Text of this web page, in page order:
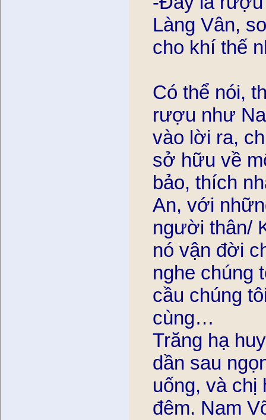
Làng Vân,
cho khí thế
Có thể nói,
rượu như
vào lời ra,
sở hữu về
bảo, thích
An, với
người thân/
nó vận đời
nghe chúng
cầu chúng
cùng…
Trăng hạ
dần sau
uống, và chị
đêm. Nam